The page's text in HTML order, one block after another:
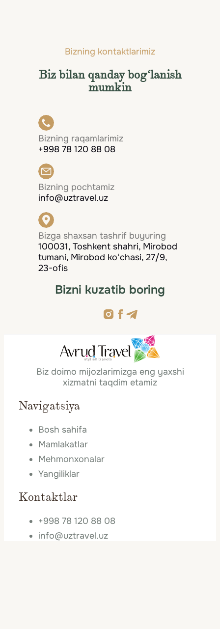
Bizning kontaktlarimiz
Biz bilan qanday bog‘lanish
mumkin
Bizning raqamlarimiz
+998 78 120 88 08
Bizning pochtamiz
info@uztravel.uz
Bizga shaxsan tashrif buyuring
100031, Toshkent shahri, Mirobod
tumani, Mirobod ko‘chasi, 27/9,
23-ofis
Bizni kuzatib boring
Biz doimo mijozlarimizga eng yaxshi
xizmatni taqdim etamiz
Navigatsiya
Bosh sahifa
Mamlakatlar
Mehmonxonalar
Yangiliklar
Kontaktlar
+998 78 120 88 08
info@uztravel.uz